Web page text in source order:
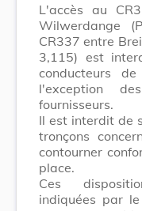
L'accès au
Wilwerdange
CR337 entre
3,115) est
conducteurs
l'exception
fournisseurs.
Il est interdit de
tronçons
contourner
place.
Ces
indiquées par